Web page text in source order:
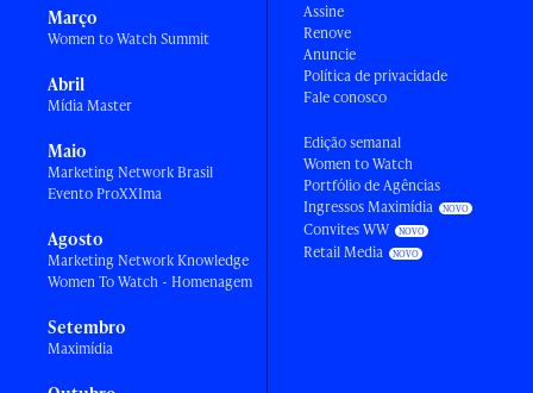
Março
Women to Watch Summit
Abril
Mídia Master
Maio
Marketing Network Brasil
Evento ProXXIma
Agosto
Marketing Network Knowledge
Women To Watch - Homenagem
Setembro
Maximídia
Assine
Renove
Anuncie
Política de privacidade
Fale conosco
Edição semanal
Women to Watch
Portfólio de Agências
Ingressos Maximídia
Convites WW
Retail Media